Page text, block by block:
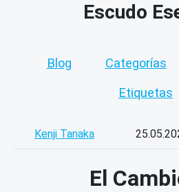
Escudo
Blog Categorías
Etiquetas
Kenji Tanaka
El